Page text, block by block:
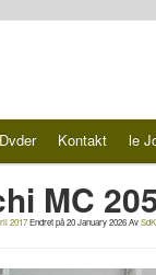
Dvder Kontakt le
MC
2017Endret på20 January 2026Av